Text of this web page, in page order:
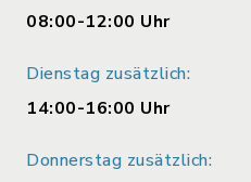
08:00-12:00 Uhr
Dienstag zusätzlich:
14:00-16:00 Uhr
Donnerstag zusätzlich: